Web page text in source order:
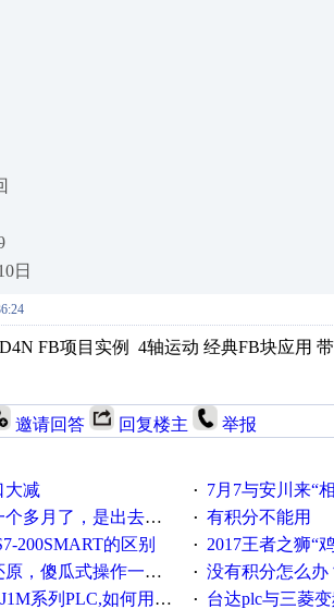
日
FB项目实例 4轴运动 经典FB块应用
邀请回答 回复楼主 举报
大减 · 7月7与安川来“
械手在高速遭遇车祸所致:大家工作都要特别注意啊 · 有积分不能用
200SMART的区别 · 2017王者之狮“鸡”情签到
；程序为向导式安装，一键即可实现自动备份或还原系统。 · 没有积分怎么办
频器。要求时间在组态王中可以自由输入！拜托各位大神了！ · 台达plc与三菱